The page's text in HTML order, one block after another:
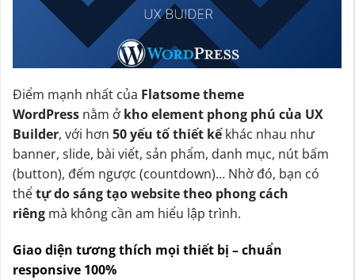
Điểm mạnh nhất của Flatsome theme
WordPress nằm ở kho element phong phú của UX
Builder, với hơn 50 yếu tố thiết kếkhác nhau như
banner, slide, bài viết, sản phẩm, danh mục, nút bấm
(button), đếm ngược (countdown)… Nhờ đó, bạn có
thểtự do sáng tạo website theo phong cách
riêng mà không cần am hiểu lập trình.
Giao diện tương thích mọi thiết bị – chuẩn
responsive 100%